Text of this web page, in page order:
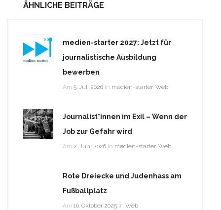
ÄHNLICHE BEITRÄGE
medien-starter 2027: Jetzt für
journalistische Ausbildung
bewerben
Am 5. Juli 2026 in medien-starter, Web
Journalist*innen im Exil – Wenn der
Job zur Gefahr wird
Am 2. Juni 2026 in medien-starter, Web
Rote Dreiecke und Judenhass am
Fußballplatz
Am 16. Oktober 2025 in Web